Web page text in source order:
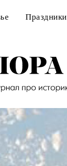
Праздники